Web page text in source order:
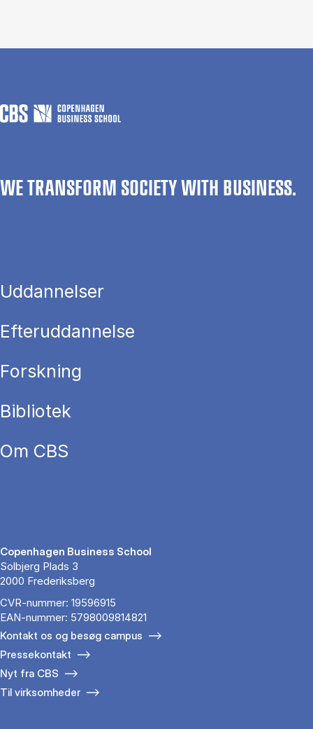
WE TRANSFORM SOCIETY WITH BUSINESS.
Uddannelser
Efteruddannelse
Forskning
Bibliotek
Om CBS
Copenhagen Business School
Solbjerg Plads 3
2000 Frederiksberg
CVR-nummer: 19596915
EAN-nummer: 5798009814821
Kontakt os og besøg campus
Pressekontakt
Nyt fra CBS
Til virksomheder